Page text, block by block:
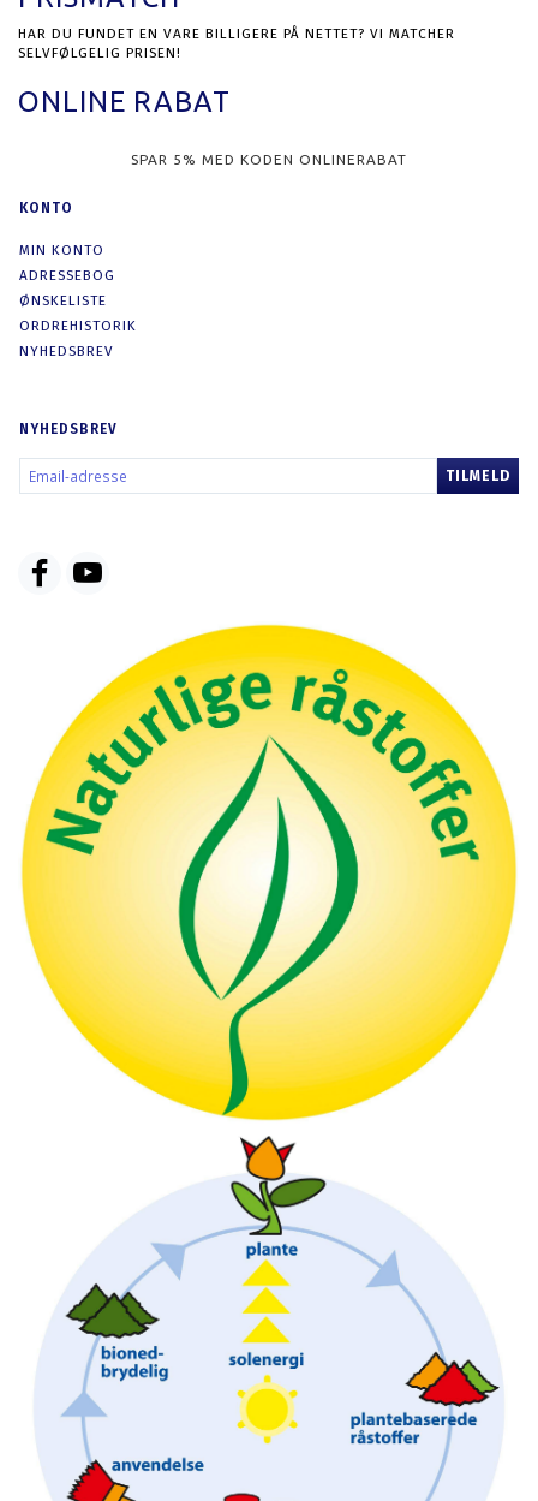
HAR DU FUNDET EN VARE BILLIGERE PÅ NETTET? VI MATCHER
SELVFØLGELIG PRISEN!
ONLINE RABAT
SPAR 5% MED KODEN ONLINERABAT
KONTO
MIN KONTO
ADRESSEBOG
ØNSKELISTE
ORDREHISTORIK
NYHEDSBREV
NYHEDSBREV
ADRESSE
TILMELD